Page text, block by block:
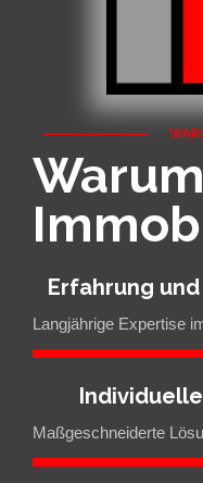
Erfahrung
Langjährige Expertise
Maßgeschneiderte